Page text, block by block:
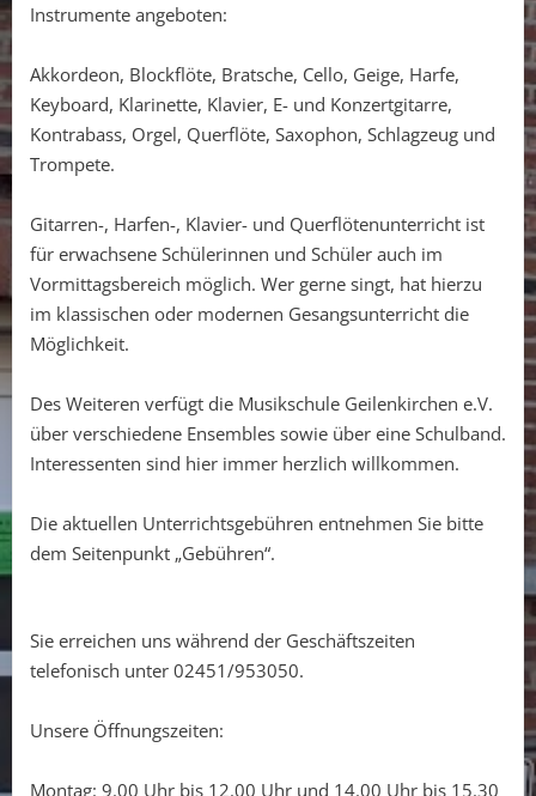
Instrumente angeboten:
Akkordeon, Blockflöte, Bratsche, Cello, Geige, Harfe,
Keyboard, Klarinette, Klavier, E- und Konzertgitarre,
Kontrabass, Orgel, Querflöte, Saxophon, Schlagzeug und
Trompete.
Gitarren-, Harfen-, Klavier- und Querflötenunterricht ist
für erwachsene Schülerinnen und Schüler auch im
Vormittagsbereich möglich. Wer gerne singt, hat hierzu
im klassischen oder modernen Gesangsunterricht die
Möglichkeit.
Des Weiteren verfügt die Musikschule Geilenkirchen e.V.
über verschiedene Ensembles sowie über eine Schulband.
Interessenten sind hier immer herzlich willkommen.
Die aktuellen Unterrichtsgebühren entnehmen Sie bitte
dem Seitenpunkt „Gebühren“.
Sie erreichen uns während der Geschäftszeiten
telefonisch unter 02451/953050.
Unsere Öffnungszeiten:
Montag: 9.00 Uhr bis 12.00 Uhr und 14.00 Uhr bis 15.30